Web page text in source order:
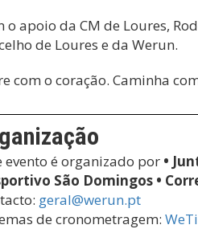
o apoio da CM de Loures,
de Loures e da Werun.
com o coração. Caminha
evento é organizado por •
São Domingos •
geral@werun.pt
de cronometragem: